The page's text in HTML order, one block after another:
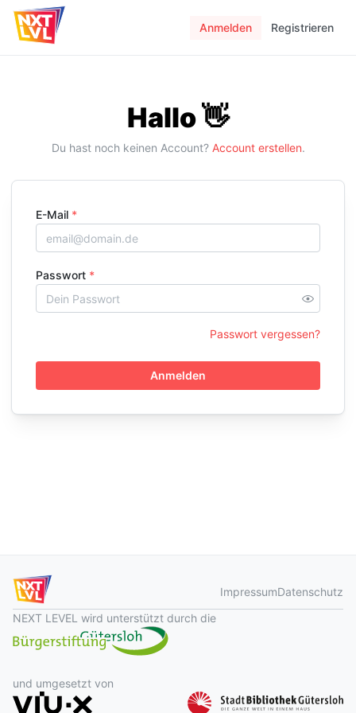
Anmelden Registrieren
Hallo 👋
Du hast noch keinen Account? Account erstellen.
E-Mail *
Passwort *
Passwort vergessen?
Anmelden
ImpressumDatenschutz
NEXT LEVEL wird unterstützt durch die
und umgesetzt von